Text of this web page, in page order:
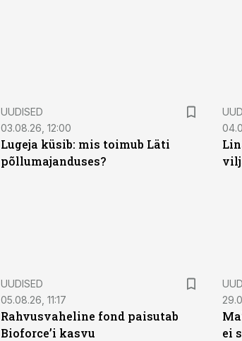
UUDISED
03.08.26, 12:00
Lugeja küsib: mis toimub Läti
põllumajanduses?
UUDISED
05.08.26, 11:17
Rahvusvaheline fond paisutab
Bioforce’i kasvu
ei